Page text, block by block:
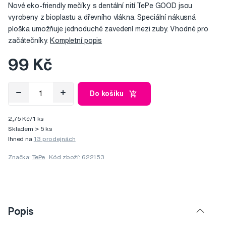
Nové eko-friendly mečíky s dentální nití TePe GOOD jsou
vyrobeny z bioplastu a dřevního vlákna. Speciální nákusná
ploška umožňuje jednoduché zavedení mezi zuby. Vhodné pro
začátečníky. Kompletní popis
99 Kč
Do košíku
2,75 Kč/1 ks
Skladem > 5 ks
Ihned na 13 prodejnách
Značka: TePe Kód zboží: 622153
Popis